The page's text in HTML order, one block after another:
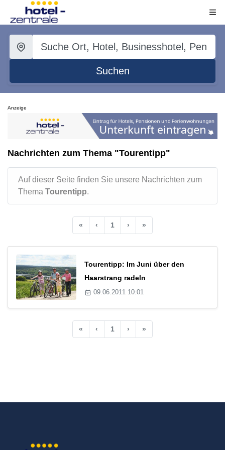
Suchen
Anzeige
Nachrichten zum Thema "Tourentipp"
Auf dieser Seite finden Sie unsere Nachrichten zum
Thema Tourentipp.
« ‹ 1 › »
Tourentipp: Im Juni über den
Haarstrang radeln
09.06.2011 10:01
« ‹ 1 › »